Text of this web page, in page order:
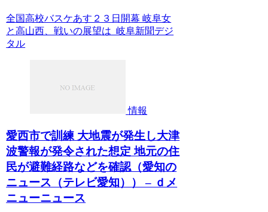
全国高校バスケあす２３日開幕 岐阜女
と高山西、戦いの展望は 岐阜新聞デジ
タル
情報
愛西市で訓練 大地震が発生し大津
波警報が発令された想定 地元の住
民が避難経路などを確認（愛知の
ニュース（テレビ愛知）） – ｄメ
ニューニュース